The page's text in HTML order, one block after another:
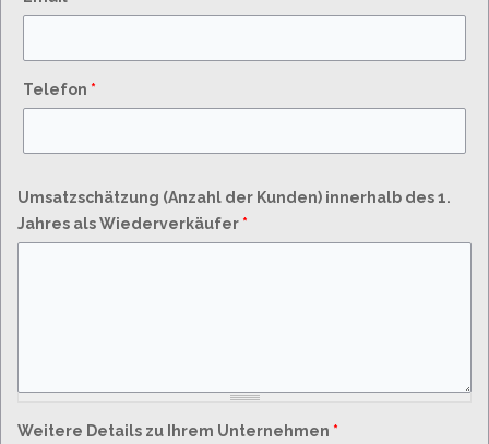
Telefon *
Umsatzschätzung (Anzahl der Kunden) innerhalb des 1.
Jahres als Wiederverkäufer *
Weitere Details zu Ihrem Unternehmen *